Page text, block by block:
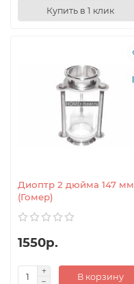
Купить в 1 клик
Диоптр 2 дюйма 147 мм
(Гомер)
1550р.
В корзину